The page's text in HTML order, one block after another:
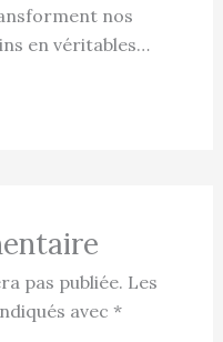
nos
en véritables…
pas publiée. Les
avec *